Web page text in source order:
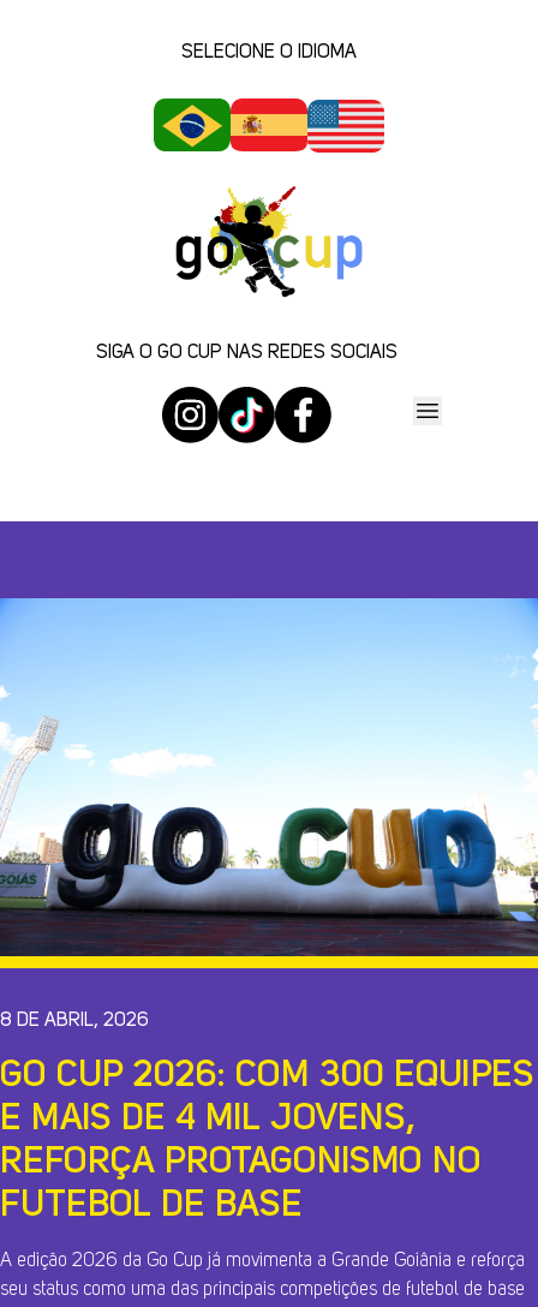
SELECIONE O IDIOMA
SIGA O GO CUP NAS REDES SOCIAIS
8 DE ABRIL, 2026
GO CUP 2026: COM 300 EQUIPES
E MAIS DE 4 MIL JOVENS,
REFORÇA PROTAGONISMO NO
FUTEBOL DE BASE
A edição 2026 da Go Cup já movimenta a Grande Goiânia e reforça
seu status como uma das principais competições de futebol de base